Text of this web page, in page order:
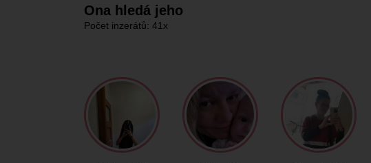
Ona hledá jeho
Počet inzerátů: 41x